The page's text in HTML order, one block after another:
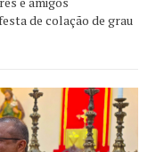
de colação de grau